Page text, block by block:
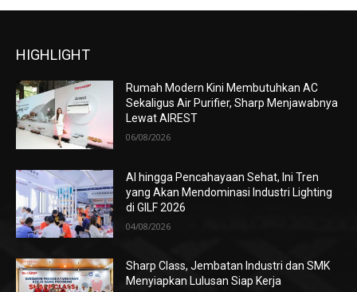
HIGHLIGHT
Rumah Modern Kini Membutuhkan AC
Sekaligus Air Purifier, Sharp Menjawabnya
Lewat AIREST
06/08/2026
AI hingga Pencahayaan Sehat, Ini Tren
yang Akan Mendominasi Industri Lighting
di GILF 2026
04/08/2026
Sharp Class, Jembatan Industri dan SMK
Menyiapkan Lulusan Siap Kerja